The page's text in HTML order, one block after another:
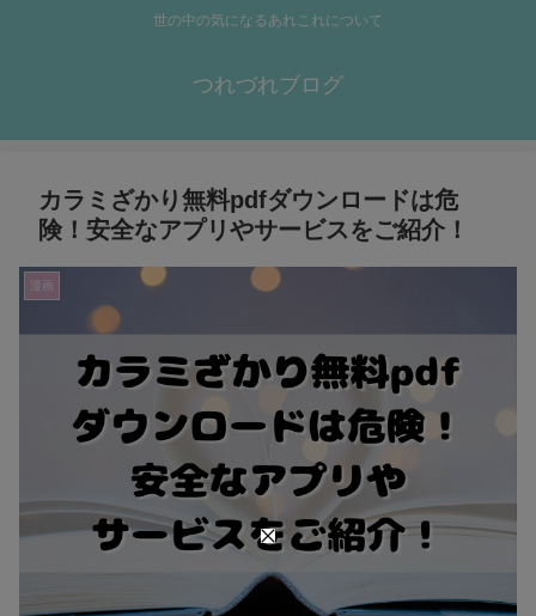
世の中の気になるあれこれについて
つれづれブログ
カラミざかり無料pdfダウンロードは危
険！安全なアプリやサービスをご紹介！
漫画